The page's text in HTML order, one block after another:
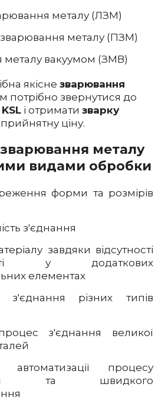
металу (ЛЗМ)
металу (ПЗМ)
металу вакуумом (ЗМВ)
якісне зварювання
потрібно звернутися до
KSL і отримати зварку
ціну.
металу
видами обробки
форми та розмірів
з'єднання
завдяки відсутності
у додаткових
елементах
з'єднання різних типів
з'єднання великої
автоматизації процесу
та швидкого